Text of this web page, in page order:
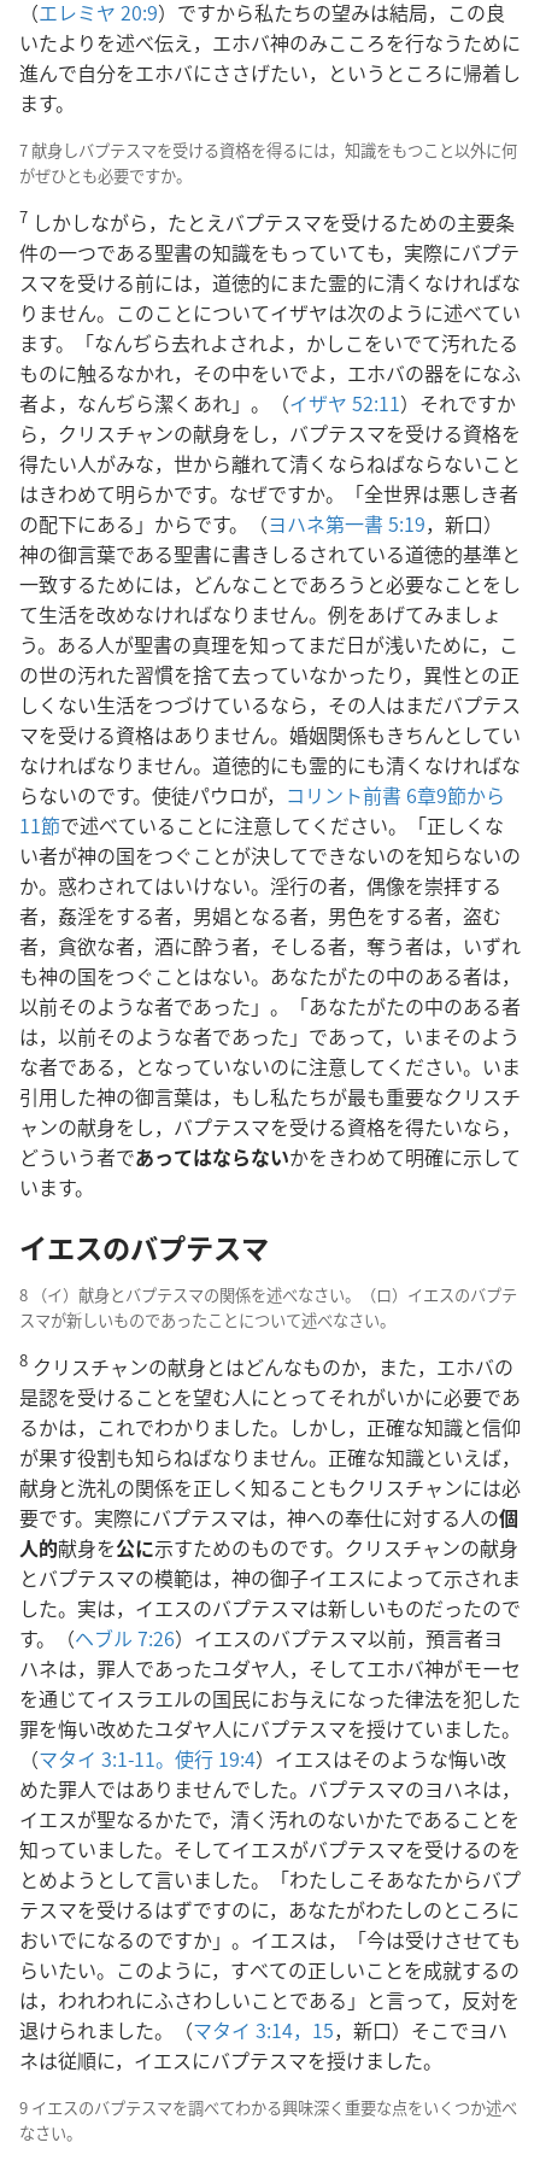
（エレミヤ 20:9）ですから私たちの望みは結局，この良
いたよりを述べ伝え，エホバ神のみこころを行なうために
進んで自分をエホバにささげたい，というところに帰着し
ます。
7 献身しバプテスマを受ける資格を得るには，知識をもつこと以外に何
がぜひとも必要ですか。
7 しかしながら，たとえバプテスマを受けるための主要条
件の一つである聖書の知識をもっていても，実際にバプテ
スマを受ける前には，道徳的にまた霊的に清くなければな
りません。このことについてイザヤは次のように述べてい
ます。「なんぢら去れよされよ，かしこをいでて汚れたる
ものに触るなかれ，その中をいでよ，エホバの器をになふ
者よ，なんぢら潔くあれ」。（イザヤ 52:11）それですか
ら，クリスチャンの献身をし，バプテスマを受ける資格を
得たい人がみな，世から離れて清くならねばならないこと
はきわめて明らかです。なぜですか。「全世界は悪しき者
の配下にある」からです。（ヨハネ第一書 5:19，新口）
神の御言葉である聖書に書きしるされている道徳的基準と
一致するためには，どんなことであろうと必要なことをし
て生活を改めなければなりません。例をあげてみましょ
う。ある人が聖書の真理を知ってまだ日が浅いために，こ
の世の汚れた習慣を捨て去っていなかったり，異性との正
しくない生活をつづけているなら，その人はまだバプテス
マを受ける資格はありません。婚姻関係もきちんとしてい
なければなりません。道徳的にも霊的にも清くなければな
らないのです。使徒パウロが， コリント前書 6章9節から
11節で述べていることに注意してください。「正しくな
い者が神の国をつぐことが決してできないのを知らないの
か。惑わされてはいけない。淫行の者，偶像を崇拝する
者，姦淫をする者，男娼となる者，男色をする者，盗む
者，貪欲な者，酒に酔う者，そしる者，奪う者は，いずれ
も神の国をつぐことはない。あなたがたの中のある者は，
以前そのような者であった」。「あなたがたの中のある者
は，以前そのような者であった」であって，いまそのよう
な者である，となっていないのに注意してください。いま
引用した神の御言葉は，もし私たちが最も重要なクリスチ
ャンの献身をし，バプテスマを受ける資格を得たいなら，
どういう者であってはならないかをきわめて明確に示して
います。
イエスのバプテスマ
8 （イ）献身とバプテスマの関係を述べなさい。（ロ）イエスのバプテ
スマが新しいものであったことについて述べなさい。
8 クリスチャンの献身とはどんなものか，また，エホバの
是認を受けることを望む人にとってそれがいかに必要であ
るかは，これでわかりました。しかし，正確な知識と信仰
が果す役割も知らねばなりません。正確な知識といえば，
献身と洗礼の関係を正しく知ることもクリスチャンには必
要です。実際にバプテスマは，神への奉仕に対する人の個
人的献身を公に示すためのものです。クリスチャンの献身
とバプテスマの模範は，神の御子イエスによって示されま
した。実は，イエスのバプテスマは新しいものだったので
す。（ヘブル 7:26）イエスのバプテスマ以前，預言者ヨ
ハネは，罪人であったユダヤ人，そしてエホバ神がモーセ
を通じてイスラエルの国民にお与えになった律法を犯した
罪を悔い改めたユダヤ人にバプテスマを授けていました。
（マタイ 3:1-11。 使行 19:4）イエスはそのような悔い改
めた罪人ではありませんでした。バプテスマのヨハネは，
イエスが聖なるかたで，清く汚れのないかたであることを
知っていました。そしてイエスがバプテスマを受けるのを
とめようとして言いました。「わたしこそあなたからバプ
テスマを受けるはずですのに，あなたがわたしのところに
おいでになるのですか」。イエスは，「今は受けさせても
らいたい。このように，すべての正しいことを成就するの
は，われわれにふさわしいことである」と言って，反対を
退けられました。（マタイ 3:14，15，新口）そこでヨハ
ネは従順に，イエスにバプテスマを授けました。
9 イエスのバプテスマを調べてわかる興味深く重要な点をいくつか述べ
なさい。